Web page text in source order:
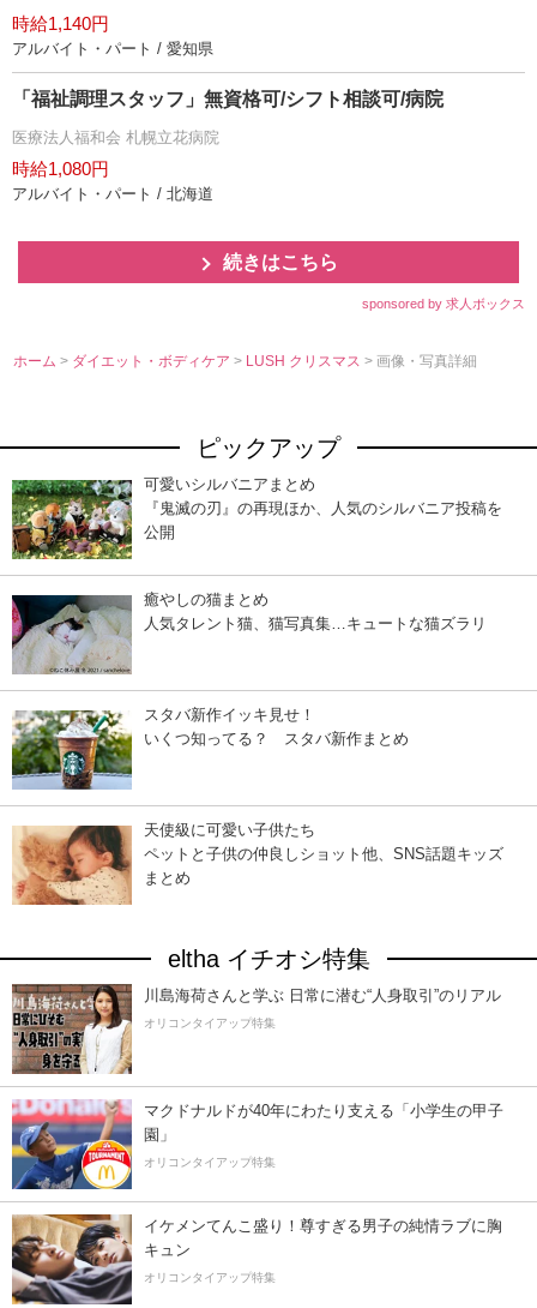
時給1,140円
アルバイト・パート / 愛知県
「福祉調理スタッフ」無資格可/シフト相談可/病院
医療法人福和会 札幌立花病院
時給1,080円
アルバイト・パート / 北海道
続きはこちら
sponsored by 求人ボックス
ホーム > ダイエット・ボディケア> LUSH クリスマス> 画像・写真詳細
ピックアップ
可愛いシルバニアまとめ
『鬼滅の刃』の再現ほか、人気のシルバニア投稿を
公開
癒やしの猫まとめ
人気タレント猫、猫写真集…キュートな猫ズラリ
スタバ新作イッキ見せ！
いくつ知ってる？ スタバ新作まとめ
天使級に可愛い子供たち
ペットと子供の仲良しショット他、SNS話題キッズ
まとめ
eltha イチオシ特集
川島海荷さんと学ぶ 日常に潜む“人身取引”のリアル
オリコンタイアップ特集
マクドナルドが40年にわたり支える「小学生の甲子
園」
オリコンタイアップ特集
イケメンてんこ盛り！尊すぎる男子の純情ラブに胸
キュン
オリコンタイアップ特集